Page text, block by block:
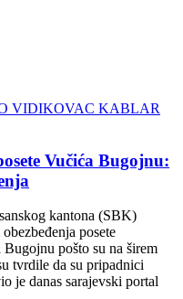
Vučića Bugojnu:
kantona (SBK)
posete
pošto su na širem
tvrdile da su pripadnici
je danas sarajevski portal